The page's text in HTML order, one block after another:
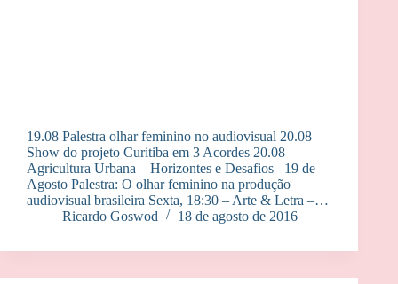
19.08 Palestra olhar feminino no audiovisual 20.08
Show do projeto Curitiba em 3 Acordes 20.08
Agricultura Urbana – Horizontes e Desafios 19 de
Agosto Palestra: O olhar feminino na produção
audiovisual brasileira Sexta, 18:30 – Arte & Letra –…
Ricardo Goswod
18 de agosto de 2016